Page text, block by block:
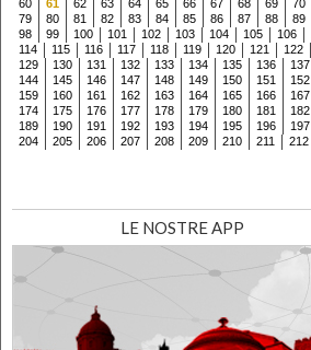
60 61 62 63 64 65 66 67 68 69 70
79
80 81 82 83 84 85 86 87 88 89
98
99 100 101 102 103 104 105 106
114
115 116 117 118 119 120 121 122
129
130 131 132 133 134 135 136 137
144
145 146 147 148 149 150 151 152
159
160 161 162 163 164 165 166 167
174
175 176 177 178 179 180 181 182
189
190 191 192 193 194 195 196 197
204
205 206 207 208 209 210 211 212
LE NOSTRE APP